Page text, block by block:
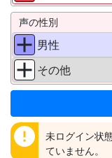
声の性別
男性
その他
error
未ログイン状
ていません。